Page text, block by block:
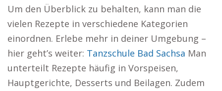
Um den Überblick zu behalten, kann man die
vielen Rezepte in verschiedene Kategorien
einordnen. Erlebe mehr in deiner Umgebung –
hier geht’s weiter: Tanzschule Bad Sachsa Man
unterteilt Rezepte häufig in Vorspeisen,
Hauptgerichte, Desserts und Beilagen. Zudem